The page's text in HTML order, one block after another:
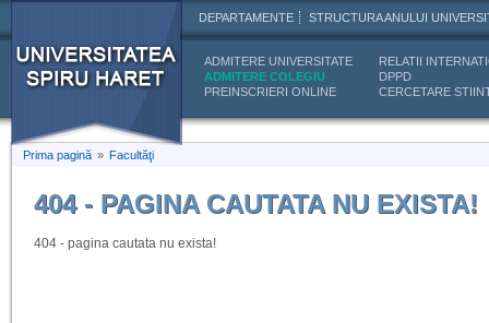
DEPARTAMENTE STRUCTURA ANULUI
ADMITERE UNIVERSITATE
ADMITERE COLEGIU
PREINSCRIERI ONLINE
RELATII
DPPD
CERCETARE
Prima pagină » Facultăţi
404 - PAGINA CAUTATA NU EXISTA!
404 - pagina cautata nu exista!